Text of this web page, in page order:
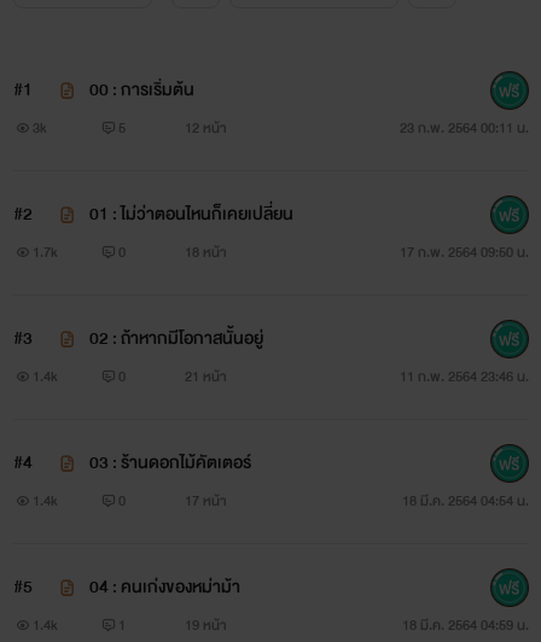
เรื่องที่ควรรู้ เพศเดียวกันสามารถแต่งงานกันได้หรือตั้งท้องได้เป็น
ไม่ได้อิงจากหลักความเป็นจริงทั้งหมด นักเขียนเพียงแค่แต่งขึ้น
เขียนเท่านั้น ไม่ได้อิงจากหลักความเป็นจริงทั้งหมด อย่าถาม
หาความสมเหตุสมผลจากเนื้อหาในเรื่อง หากคอมเมนต์ไหนที่
ไม่แจ้งล่วงหน้า ยังไงก็ได้โปรดใช้วิจารณญาณในการอ่าน และขอ
ความกรุณา คอมเมนต์ติชมหรือติเตือนด้วยความสุภาพด้วยนะคะ
#1 00 : การเริ่มต้น
3k 5 12 หน้า 23 ก.พ. 2564 00:11 น.
#2 01 : ไม่ว่าตอนไหนก็เคยเปลี่ยน
1.7k 0 18 หน้า 17 ก.พ. 2564 09:50 น.
#3 02 : ถ้าหากมีโอกาสนั้นอยู่
1.4k 0 21 หน้า 11 ก.พ. 2564 23:46 น.
#4 03 : ร้านดอกไม้คัตเตอร์
1.4k 0 17 หน้า 18 มี.ค. 2564 04:54 น.
#5 04 : คนเก่งของหม่าม้า
1.4k 1 19 หน้า 18 มี.ค. 2564 04:59 น.